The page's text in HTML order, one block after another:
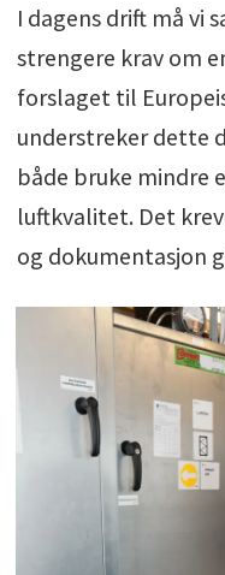
I dagens drift må vi
strengere krav om
forslaget til
understreker dette
både bruke mindre
luftkvalitet. Det
og dokumentasjon